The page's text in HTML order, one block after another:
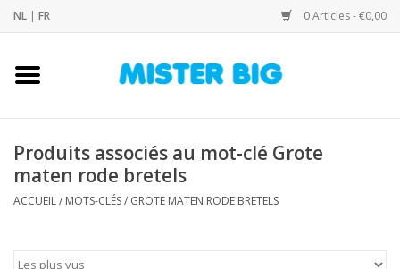
NL | FR 0 Articles - €0,00
Accueil
Notre Boutique
Produits associés au mot-clé Grote
maten rode bretels
ACCUEIL/ MOTS-CLÉS/ GROTE MATEN RODE BRETELS